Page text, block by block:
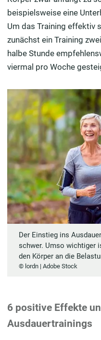
beispielsweise eine
Um das Training effektiv
zunächst ein Training
halbe Stunde
viermal pro Woche
Der Einstieg ins
schwer. Umso wichtiger
den Körper an die
© lordn | Adobe Stock
6 positive Effekte
Ausdauertrainings